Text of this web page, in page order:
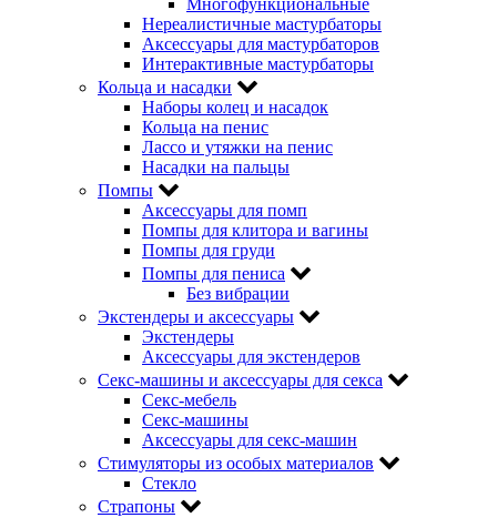
Многофункциональные
Нереалистичные мастурбаторы
Аксессуары для мастурбаторов
Интерактивные мастурбаторы
Кольца и насадки
Наборы колец и насадок
Кольца на пенис
Лассо и утяжки на пенис
Насадки на пальцы
Помпы
Аксессуары для помп
Помпы для клитора и вагины
Помпы для груди
Помпы для пениса
Без вибрации
Экстендеры и аксессуары
Экстендеры
Аксессуары для экстендеров
Секс-машины и аксессуары для секса
Секс-мебель
Секс-машины
Аксессуары для секс-машин
Стимуляторы из особых материалов
Стекло
Страпоны